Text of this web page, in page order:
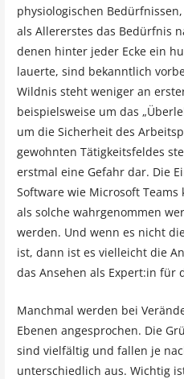
physiologischen
als Allererstes das Bedürfnis
denen hinter jeder Ecke ein
lauerte, sind bekanntlich
Wildnis steht weniger an
beispielsweise um das
um die Sicherheit des
gewohnten Tätigkeitsfeldes
erstmal eine Gefahr dar. Die
Software wie Microsoft
als solche wahrgenommen
werden. Und wenn es nicht
ist, dann ist es vielleicht die
das Ansehen als Expert:in für
Manchmal werden bei
Ebenen angesprochen. Die
sind vielfältig und fallen je
unterschiedlich aus. Wichtig